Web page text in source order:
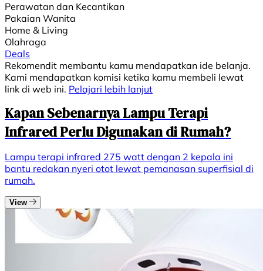
Perawatan dan Kecantikan
Pakaian Wanita
Home & Living
Olahraga
Deals
Rekomendit membantu kamu mendapatkan ide belanja.
Kami mendapatkan komisi ketika kamu membeli lewat
link di web ini. Pelajari lebih lanjut
Kapan Sebenarnya Lampu Terapi
Infrared Perlu Digunakan di Rumah?
Lampu terapi infrared 275 watt dengan 2 kepala ini
bantu redakan nyeri otot lewat pemanasan superfisial di
rumah.
View